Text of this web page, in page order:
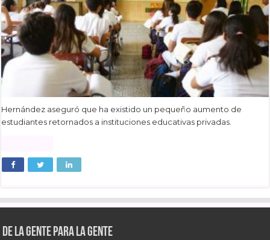
Hernández aseguró que ha existido un pequeño aumento de
estudiantes retornados a instituciones educativas privadas.
De la gente para la gente